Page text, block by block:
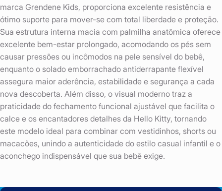
marca Grendene Kids, proporciona excelente resistência e
ótimo suporte para mover-se com total liberdade e proteção.
Sua estrutura interna macia com palmilha anatômica oferece
excelente bem-estar prolongado, acomodando os pés sem
causar pressões ou incômodos na pele sensível do bebê,
enquanto o solado emborrachado antiderrapante flexível
assegura maior aderência, estabilidade e segurança a cada
nova descoberta. Além disso, o visual moderno traz a
praticidade do fechamento funcional ajustável que facilita o
calce e os encantadores detalhes da Hello Kitty, tornando
este modelo ideal para combinar com vestidinhos, shorts ou
macacões, unindo a autenticidade do estilo casual infantil e o
aconchego indispensável que sua bebê exige.